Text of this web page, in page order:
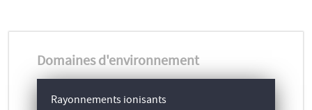
Domaines d'environnement
Rayonnements ionisants